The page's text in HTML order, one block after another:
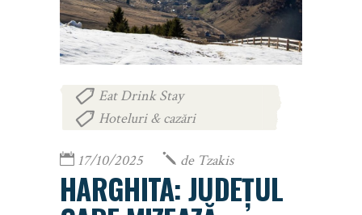
Eat Drink Stay
Hoteluri & cazări
17/10/2025 de Tzakis
HARGHITA: JUDEȚUL